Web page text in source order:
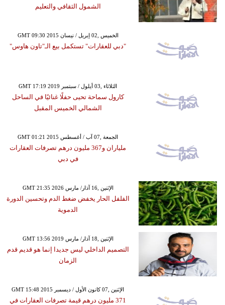
الشمول الثقافي والتعليم
GMT 09:30 2015 الخميس ,02 إبريل / نيسان
"دبي للعقارات" تستكمل بيع الـ"تاون هاوس"
GMT 17:19 2019 الثلاثاء ,03 أيلول / سبتمبر
كارول سماحة تحيى حفلًا غنائيًا في الساحل
الشمالي الخميس المقبل
GMT 01:21 2015 الجمعة ,07 آب / أغسطس
ملياران و367 مليون درهم تصرفات العقارات
في دبي
GMT 21:35 2026 الإثنين ,16 آذار/ مارس
الفلفل الحار يخفض ضغط الدم وتحسين الدورة
الدموية
GMT 13:56 2019 الإثنين ,18 آذار/ مارس
التصميم الداخلي ليس جديدا إنما هو قديم قدم
الزمان
GMT 15:48 2015 الإثنين ,07 كانون الأول / ديسمبر
371 مليون درهم قيمة تصرفات العقارات في